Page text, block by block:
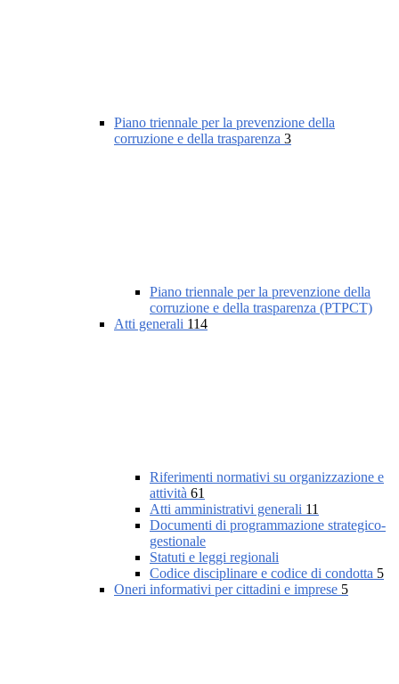
Piano triennale per la prevenzione della
corruzione e della trasparenza 3
Piano triennale per la prevenzione della
corruzione e della trasparenza (PTPCT)
Atti generali 114
Riferimenti normativi su organizzazione e
attività 61
Atti amministrativi generali 11
Documenti di programmazione strategico-
gestionale
Statuti e leggi regionali
Codice disciplinare e codice di condotta 5
Oneri informativi per cittadini e imprese 5